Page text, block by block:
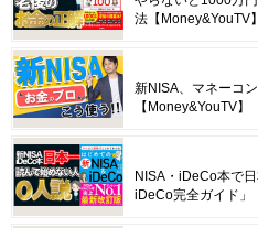
法【Money&YouTV】
新NISA、マネーコ
【Money&YouTV】
NISA・iDeCo本で
iDeCo完全ガイド」